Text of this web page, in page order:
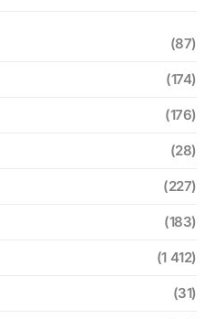
(87)
(174)
(176)
(28)
(227)
(183)
(1 412)
(31)